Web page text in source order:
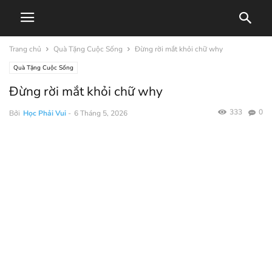
Trang chủ Quà Tặng Cuộc Sống Đừng rời mắt khỏi chữ why
Quà Tặng Cuộc Sống
Đừng rời mắt khỏi chữ why
Bởi Học Phải Vui - 6 Tháng 5, 2026 0
333